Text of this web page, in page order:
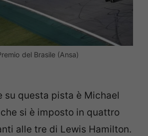
del Brasile (Ansa)
su questa pista è Michael
si è imposto in quattro
alle tre di Lewis Hamilton.